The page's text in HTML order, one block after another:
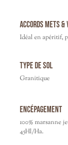
Accords mets &
Idéal en apéritif,
Type de sol
Granitique
Encépagement
100% marsanne
45Hl/Ha.